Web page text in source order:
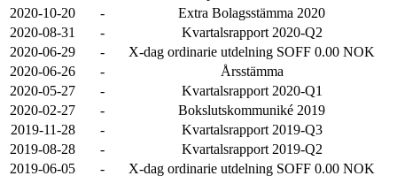
2020-10-20
-
Extra Bolagsstämma 2020
2020-08-31
-
Kvartalsrapport 2020-Q2
2020-06-29
-
X-dag ordinarie utdelning SOFF 0.00 NOK
2020-06-26
-
Årsstämma
2020-05-27
-
Kvartalsrapport 2020-Q1
2020-02-27
-
Bokslutskommuniké 2019
2019-11-28
-
Kvartalsrapport 2019-Q3
2019-08-28
-
Kvartalsrapport 2019-Q2
2019-06-05
-
X-dag ordinarie utdelning SOFF 0.00 NOK